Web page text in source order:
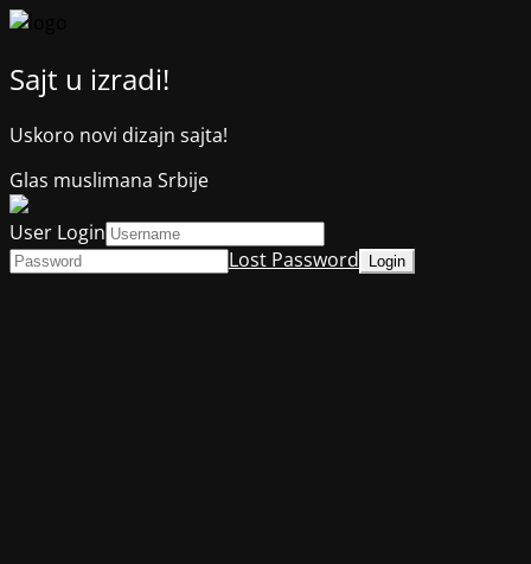
Sajt u izradi!
Uskoro novi dizajn sajta!
Glas muslimana Srbije
User Login
Lost Password